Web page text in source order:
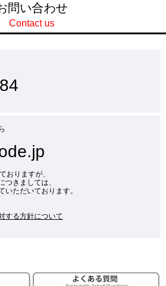
問い合わせ
Contact us
おりますが、
つきましては、
いただいております。
する方針について